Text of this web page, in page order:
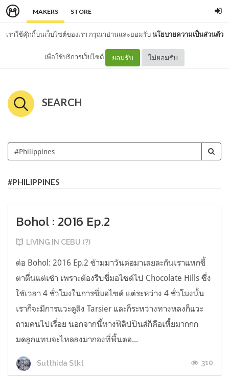
MAKERS STORE
เราใช้คุ๊กกี้บนเว็บไซต์ของเรา กรุณาอ่านและยอมรับนโยบายความเป็นส่วนตัว
เพื่อใช้บริการเว็บไซต์ ยอมรับ ไม่ยอมรับ
SEARCH
#PHILIPPINES
Bohol : 2016 Ep.2
LIVING IN CEBU (?)
ต่อ Bohol: 2016 Ep.2 ข้ามมาวันต่อมาเลยละกันเราแหกขี้
ตาตื่นแต่เช้า เพราะต้องรีบขี่มอไซด์ไป Chocolate Hills ซึ่ง
ใช้เวลา 4 ชั่วโมงในการขี่มอไซด์ แต่ระหว่าง 4 ชั่วโมงนั้น
เราก็จะมีการแวะดูลิง Tarsier และก็ระหว่างทางหลงก็แวะ
ถามคนไปเรื่อย นอกจากนี้ทางฟิลิปปินส์ก็คือเหี้ยมากกก
มดลูกแทบจะไหลลงมากองที่พื้นตอ...
Sutthida Stkt 310